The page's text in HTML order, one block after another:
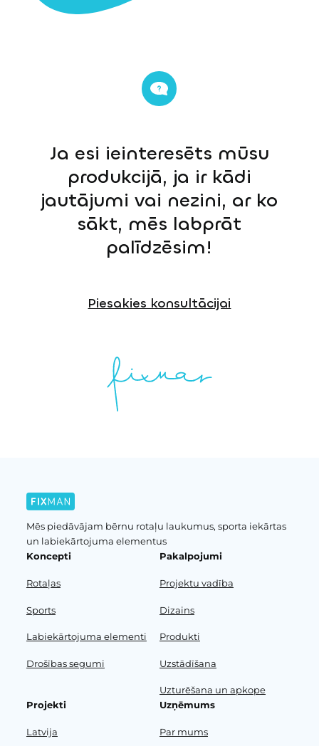
Ja esi ieinteresēts mūsu
produkcijā, ja ir kādi
jautājumi vai nezini, ar ko
sākt, mēs labprāt
palīdzēsim!
Piesakies konsultācijai
Mēs piedāvājam bērnu rotaļu laukumus, sporta iekārtas
un labiekārtojuma elementus
Koncepti
Rotaļas
Sports
Labiekārtojuma elementi
Drošības segumi
Pakalpojumi
Projektu vadība
Dizains
Produkti
Uzstādīšana
Uzturēšana un apkope
Projekti
Latvija
Uzņēmums
Par mums